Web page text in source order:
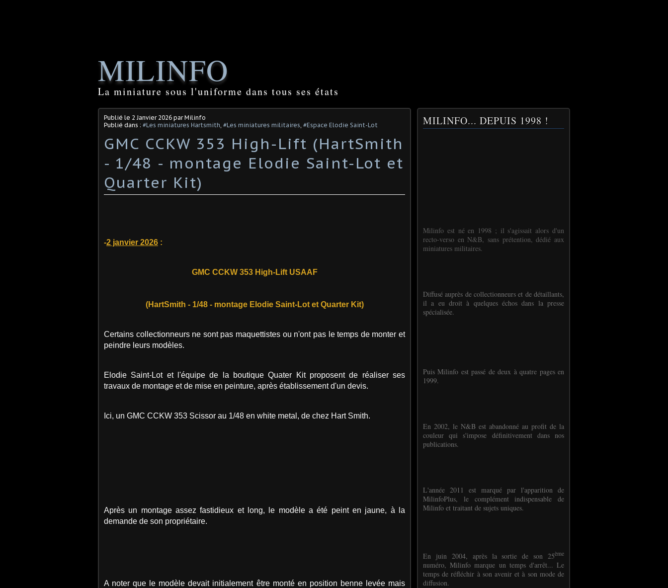
MILINFO
La miniature sous l'uniforme dans tous ses états
Publié le 2 Janvier 2026 par Milinfo
Publié dans : #Les miniatures Hartsmith, #Les miniatures militaires, #Espace Elodie Saint-Lot
GMC CCKW 353 High-Lift (HartSmith
- 1/48 - montage Elodie Saint-Lot et
Quarter Kit)
-2 janvier 2026 :
GMC CCKW 353 High-Lift USAAF
(HartSmith - 1/48 - montage Elodie Saint-Lot et Quarter Kit)
Certains collectionneurs ne sont pas maquettistes ou n'ont pas le temps de monter et
peindre leurs modèles.
Elodie Saint-Lot et l'équipe de la boutique Quater Kit proposent de réaliser ses
travaux de montage et de mise en peinture, après établissement d'un devis.
Ici, un GMC CCKW 353 Scissor au 1/48 en white metal, de chez Hart Smith.
Après un montage assez fastidieux et long, le modèle a été peint en jaune, à la
demande de son propriétaire.
A noter que le modèle devait initialement être monté en position benne levée mais
MILINFO... DEPUIS 1998 !
Milinfo est né en 1998 ; il s'agissait alors d'un
recto-verso en N&B, sans prétention, dédié aux
miniatures militaires.
Diffusé auprès de collectionneurs et de détaillants,
il a eu droit à quelques échos dans la presse
spécialisée.
Puis Milinfo est passé de deux à quatre pages en
1999.
En 2002, le N&B est abandonné au profit de la
couleur qui s'impose définitivement dans nos
publications.
L'année 2011 est marqué par l'apparition de
MilinfoPlus, le complément indispensable de
Milinfo et traitant de sujets uniques.
En juin 2004, après la sortie de son 25ème
numéro, Milinfo marque un temps d'arrêt... Le
temps de réfléchir à son avenir et à son mode de
diffusion.